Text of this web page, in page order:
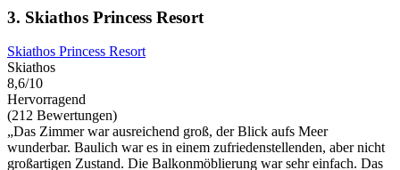
3. Skiathos Princess Resort
Skiathos Princess Resort
Skiathos
8,6/10
Hervorragend
(212 Bewertungen)
„Das Zimmer war ausreichend groß, der Blick aufs Meer
wunderbar. Baulich war es in einem zufriedenstellenden, aber nicht
großartigen Zustand. Die Balkonmöblierung war sehr einfach. Das